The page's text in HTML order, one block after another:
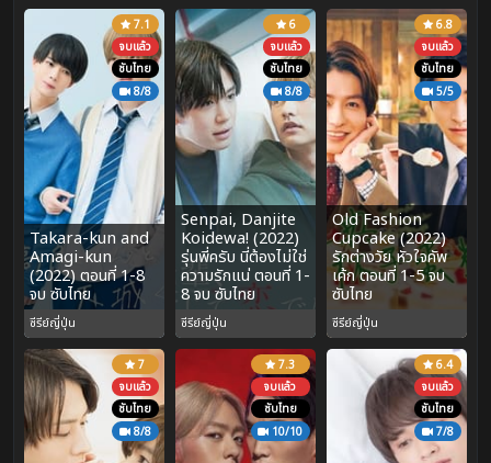
7.1
จบแล้ว
ซับไทย
8/8
Takara-kun and
Amagi-kun
(2022) ตอนที่ 1-8
จบ ซับไทย
ซีรีย์ญี่ปุ่น
6
จบแล้ว
ซับไทย
8/8
Senpai, Danjite
Koidewa! (2022)
รุ่นพี่ครับ นี่ต้องไม่ใช่
ความรักแน่ ตอนที่ 1-
8 จบ ซับไทย
ซีรีย์ญี่ปุ่น
6.8
จบแล้ว
ซับไทย
5/5
Old Fashion
Cupcake (2022)
รักต่างวัย หัวใจคัพ
เค้ก ตอนที่ 1-5 จบ
ซับไทย
ซีรีย์ญี่ปุ่น
7
จบแล้ว
ซับไทย
8/8
7.3
จบแล้ว
ซับไทย
10/10
6.4
จบแล้ว
ซับไทย
7/8